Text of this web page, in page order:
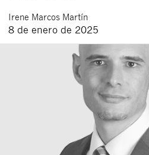
Irene Marcos Martín
8 de enero de 2025